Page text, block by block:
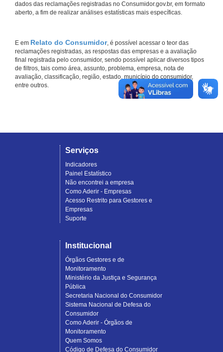
dados das reclamações registradas no Consumidor.gov.br, em formato
aberto, a fim de realizar análises estatísticas mais específicas.
E em Relato do Consumidor, é possível acessar o teor das
reclamações registradas, as respostas das empresas e a avaliação
final registrada pelo consumidor, sendo possível aplicar diversos tipos
de filtros, tais como área, assunto, problema, empresa, nota de
avaliação, classificação, região, estado, município do consumidor,
entre outros.
Serviços
Indicadores
Painel Estatístico
Não encontrei a empresa
Como Aderir - Empresas
Acesso Restrito para Gestores e
Empresas
Suporte
Institucional
Órgãos Gestores e de
Monitoramento
Ministério da Justiça e Segurança
Pública
Secretaria Nacional do Consumidor
Sistema Nacional de Defesa do
Consumidor
Como Aderir - Órgãos de
Monitoramento
Quem Somos
Código de Defesa do Consumidor